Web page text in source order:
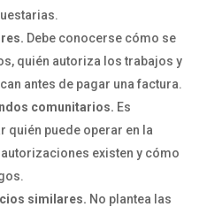
Debe conocerse cómo se
quién autoriza los trabajos y
antes de pagar una factura.
comunitarios. Es
quién puede operar en la
existen y cómo
similares. No plantea las